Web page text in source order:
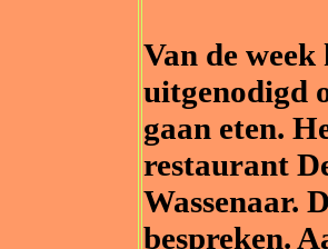
Van de
uitgenodigd
gaan eten.
restaurant
Wassenaar.
bespreken.